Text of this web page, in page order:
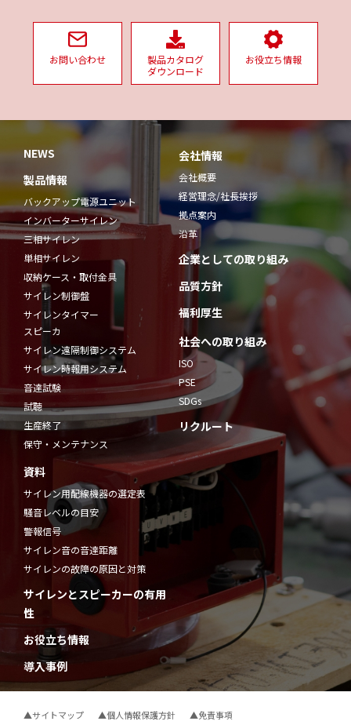
お問い合わせ
製品カタログ
ダウンロード
お役立ち情報
NEWS
製品情報
バックアップ電源ユニット
インバーターサイレン
三相サイレン
単相サイレン
収納ケース・取付金具
サイレン制御盤
サイレンタイマー
スピーカ
サイレン遠隔制御システム
サイレン時報用システム
音達試験
試聴
生産終了
保守・メンテナンス
資料
サイレン用配線機器の選定表
騒音レベルの目安
警報信号
サイレン音の音達距離
サイレンの故障の原因と対策
サイレンとスピーカーの有用
性
お役立ち情報
導入事例
会社情報
会社概要
経営理念/社長挨拶
拠点案内
沿革
企業としての取り組み
品質方針
福利厚生
社会への取り組み
ISO
PSE
SDGs
リクルート
▲サイトマップ ▲個人情報保護方針 ▲免責事項